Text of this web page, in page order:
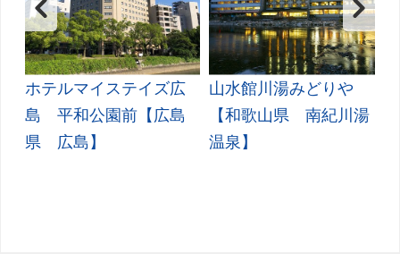
ホテルマイステイズ広
島 平和公園前【広島
県 広島】
山水館川湯みどりや
【和歌山県 南紀川湯
温泉】
産品、旅行積立商品、当社が指定した商品が利用できません。
フリーセレクション・クーポンコードをご利用いただけな
い商品
旅館・ホテルなど宿泊施設での現地支払いにはご利用いただけま